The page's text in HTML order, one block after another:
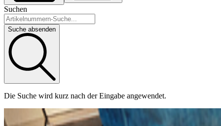
Suchen
Suche absenden
Die Suche wird kurz nach der Eingabe angewendet.